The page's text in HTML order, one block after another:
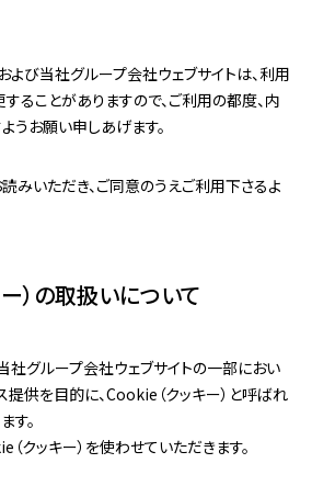
よび当社グループ会社ウェブサイトは、利用
ることがありますので、ご利用の都度、内
うお願い申しあげます。
みいただき、ご同意のうえご利用下さるよ
）の取扱いについて
社グループ会社ウェブサイトの一部におい
提供を目的に、Cookie（クッキー）と呼ばれ
す。
クッキー）を使わせていただきます。